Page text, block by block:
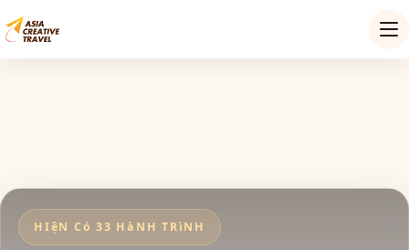
HIệN Có 33 HàNH TRìNH